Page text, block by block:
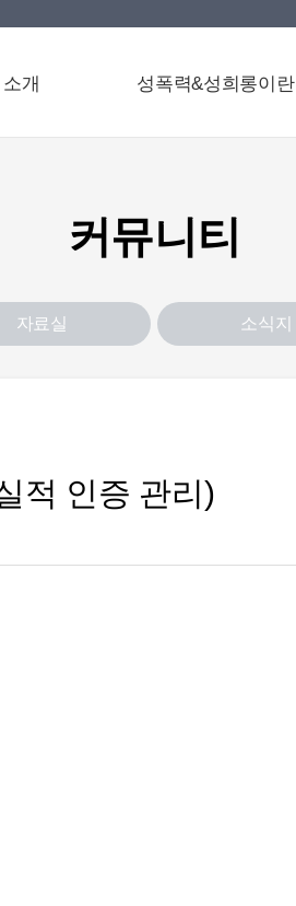
개 성폭력&성희롱이란
커뮤니티
자료실 소식지
적 인증 관리)